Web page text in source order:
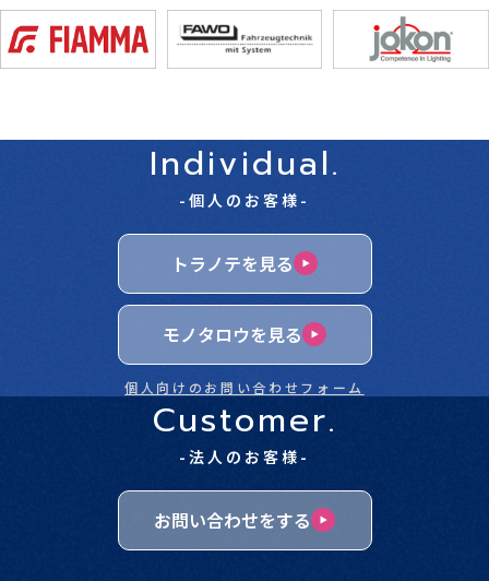
Individual.
-個人のお客様-
トラノテを見る
モノタロウを見る
個人向けのお問い合わせフォーム
Customer.
-法人のお客様-
お問い合わせをする